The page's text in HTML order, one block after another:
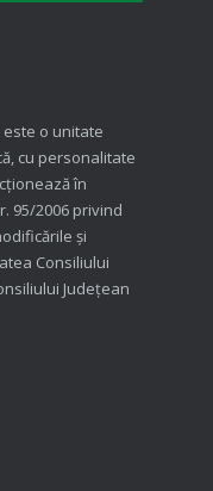
o unitate
cu personalitate
în
95/2006 privind
şi
Consiliului
Judeţean